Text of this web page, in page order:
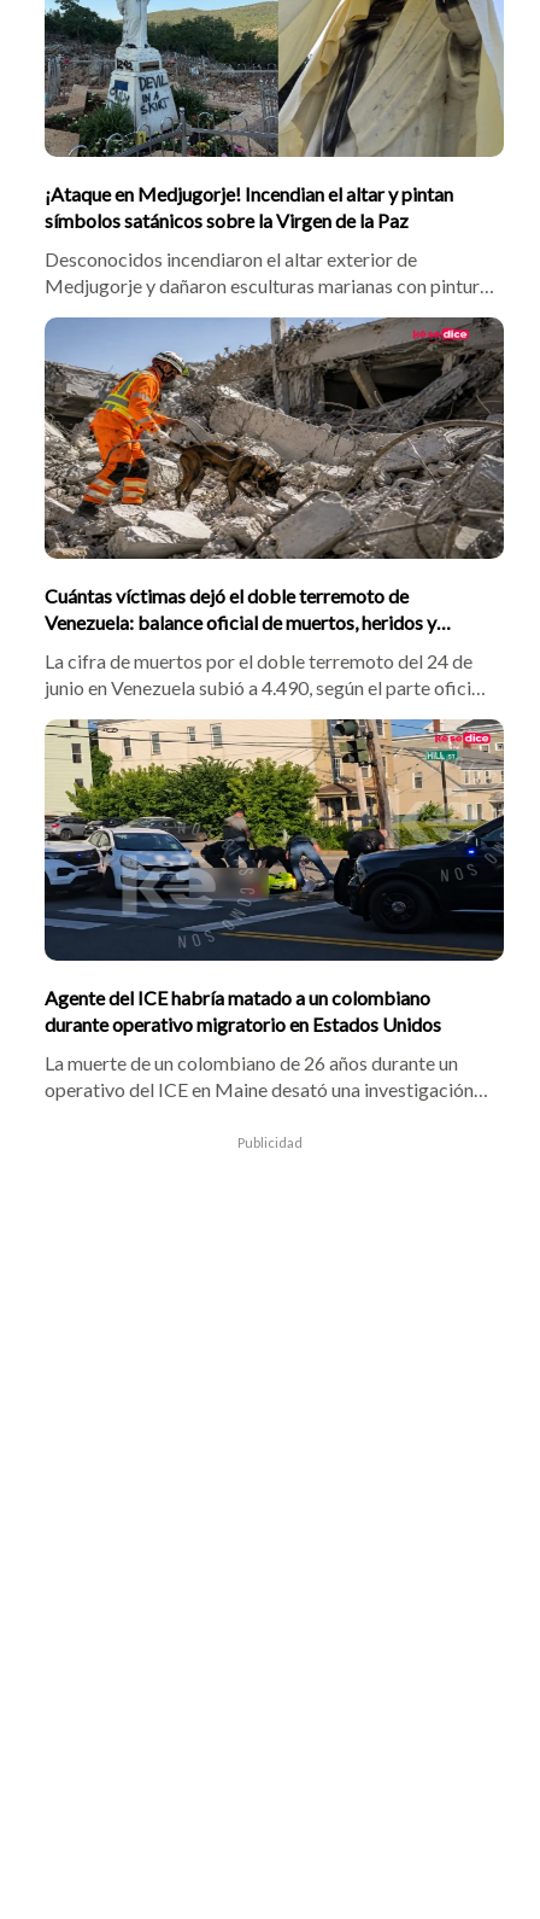
¡Ataque en Medjugorje! Incendian el altar y pintan
símbolos satánicos sobre la Virgen de la Paz
Desconocidos incendiaron el altar exterior de
Medjugorje y dañaron esculturas marianas con pintura
negra y mensajes satánicos la madrugada del 28 de
julio. La parroquia y la Fundación Reina de la Paz
instaron al perdón, confirmando que las actividades del
Festival de Jóvenes continuarán vigentes.
Cuántas víctimas dejó el doble terremoto de
Venezuela: balance oficial de muertos, heridos y
La cifra de muertos por el doble terremoto del 24 de
junio en Venezuela subió a 4.490, según el parte oficial
de este domingo. Hay 16.740 heridos y cerca de
18.000 damnificados en 108 campamentos. En medio
de la tragedia, se abrió un cruce diplomático con
Colombia por la reconstrucción
Agente del ICE habría matado a un colombiano
durante operativo migratorio en Estados Unidos
La muerte de un colombiano de 26 años durante un
operativo del ICE en Maine desató una investigación
la fuerza por parte de los agentes y organizaciones de
Publicidad